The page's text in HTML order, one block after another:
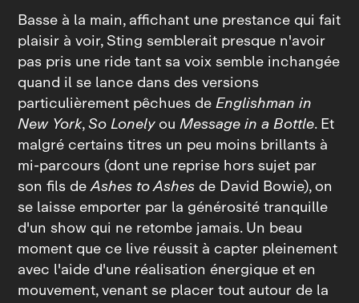
Basse à la main, affichant une prestance qui fait
plaisir à voir, Sting semblerait presque n'avoir
pas pris une ride tant sa voix semble inchangée
quand il se lance dans des versions
particulièrement pêchues deEnglishman in
New York,So LonelyouMessage in a Bottle. Et
malgré certains titres un peu moins brillants à
mi‑parcours (dont une reprise hors sujet par
son fils deAshes to Ashes de David Bowie), on
se laisse emporter par la générosité tranquille
d'un show qui ne retombe jamais. Un beau
moment que ce live réussit à capter pleinement
avec l'aide d'une réalisation énergique et en
mouvement, venant se placer tout autour de la